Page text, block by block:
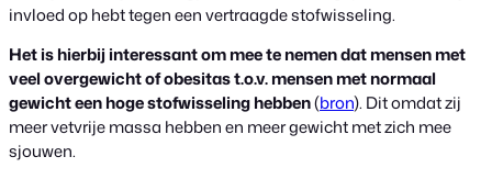
invloed op hebt tegen een vertraagde stofwisseling.
Het is hierbij interessant om mee te nemen dat mensen met
veel overgewicht of obesitast.o.v. mensen met normaal
gewichteen hoge stofwisseling hebben(bron). Dit omdat zij
meer vetvrije massa hebben en meer gewicht met zich mee
sjouwen.